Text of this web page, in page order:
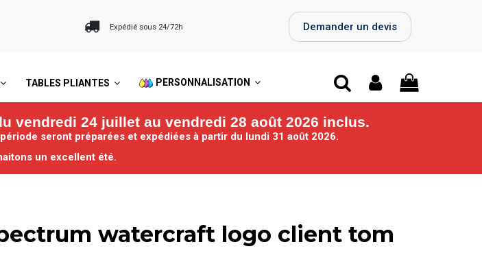
Expédié sous 24/72h Demander un devis
TABLES PLIANTES PERSONNALISATION
vendredi 24 juillet au vendredi 28 août 2026 inclus.
seront préparées et expédiées à partir du lundi 31 août 2026.
un excellent été.
watercraft logo client tom